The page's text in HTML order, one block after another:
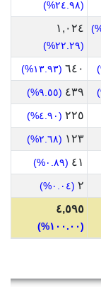
(٢٤.٩٨%)
١,٠٢٤
(٢٢.٢٩%)
٦٤٠ (١٣.٩٣%)
٤٣٩ (٩.٥٥%)
٢٢٥ (٤.٩٠%)
١٢٣ (٢.٦٨%)
٤١ (٠.٨٩%)
٢ (٠.٠٤%)
٤,٥٩٥
(١٠٠.٠٠%)